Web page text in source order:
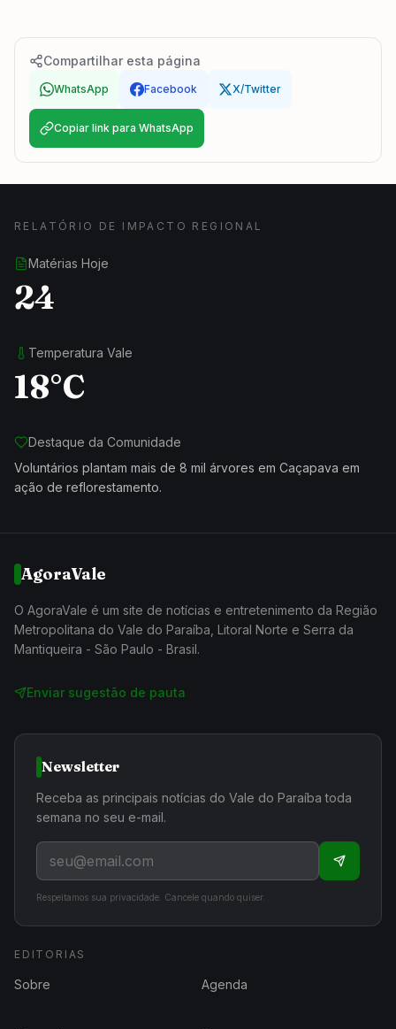
Compartilhar esta página
WhatsApp Facebook X/Twitter
Copiar link para WhatsApp
RELATÓRIO DE IMPACTO REGIONAL
Matérias Hoje
24
Temperatura Vale
18°C
Destaque da Comunidade
Voluntários plantam mais de 8 mil árvores em Caçapava em
ação de reflorestamento.
AgoraVale
O AgoraVale é um site de notícias e entretenimento da Região
Metropolitana do Vale do Paraíba, Litoral Norte e Serra da
Mantiqueira - São Paulo - Brasil.
Enviar sugestão de pauta
Newsletter
Receba as principais notícias do Vale do Paraíba toda
semana no seu e-mail.
Respeitamos sua privacidade. Cancele quando quiser.
EDITORIAS
Sobre Agenda